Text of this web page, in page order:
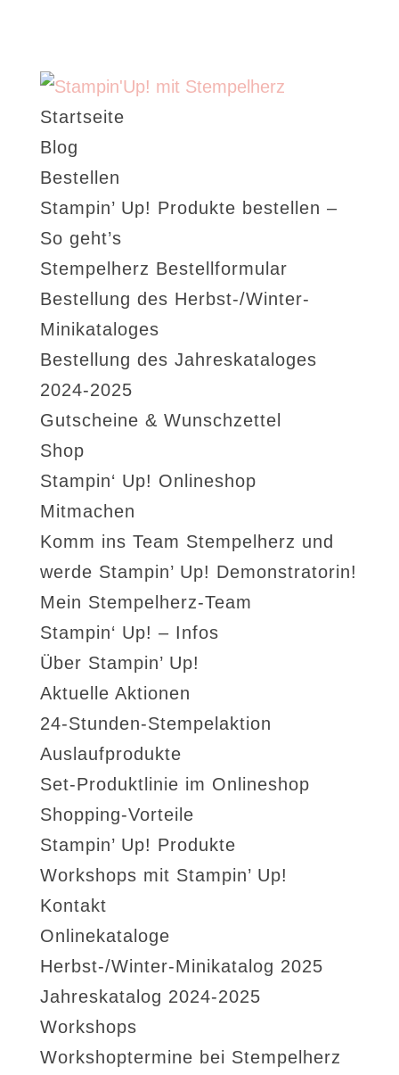
Startseite
Blog
Bestellen
Stampin’ Up! Produkte bestellen –
So geht’s
Stempelherz Bestellformular
Bestellung des Herbst-/Winter-
Minikataloges
Bestellung des Jahreskataloges
2024-2025
Gutscheine & Wunschzettel
Shop
Stampin‘ Up! Onlineshop
Mitmachen
Komm ins Team Stempelherz und
werde Stampin’ Up! Demonstratorin!
Mein Stempelherz-Team
Stampin‘ Up! – Infos
Über Stampin’ Up!
Aktuelle Aktionen
24-Stunden-Stempelaktion
Auslaufprodukte
Set-Produktlinie im Onlineshop
Shopping-Vorteile
Stampin’ Up! Produkte
Workshops mit Stampin’ Up!
Kontakt
Onlinekataloge
Herbst-/Winter-Minikatalog 2025
Jahreskatalog 2024-2025
Workshops
Workshoptermine bei Stempelherz